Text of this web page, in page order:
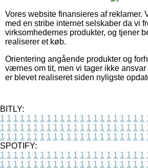
Vores website finansieres af reklamer.
med en stribe internet selskaber da vi
virksomhedernes produkter, og tjener
realiserer et køb.
Orientering angående produkter og
værnes om tit, men vi tager ikke
er blevet realiseret siden nyligste
BITLY:
1 1 1 1 1 1 1 1 1 1 1 1 1 1 1 1 1 1 1 1 1 1
1 1 1 1 1 1 1 1 1 1 1 1 1 1 1 1 1 1 1 1 1 1
1 1 1 1 1 1 1 1 1 1 1 1 1 1 1 1 1 1 1 1 1 1
SPOTIFY:
1 1 1 1 1 1 1 1 1 1 1 1 1 1 1 1 1 1 1 1 1 1
1 1 1 1 1 1 1 1 1 1 1 1 1 1 1 1 1 1 1 1 1 1